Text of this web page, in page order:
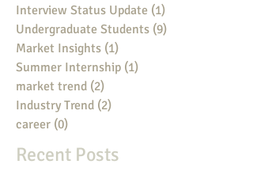
Interview Status Update (1)
Undergraduate Students (9)
Market Insights (1)
Summer Internship (1)
market trend (2)
Industry Trend (2)
career (0)
Recent Posts